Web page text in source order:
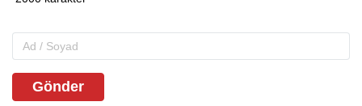
Gönder